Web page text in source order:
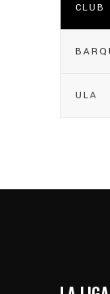
CLUB
ULA